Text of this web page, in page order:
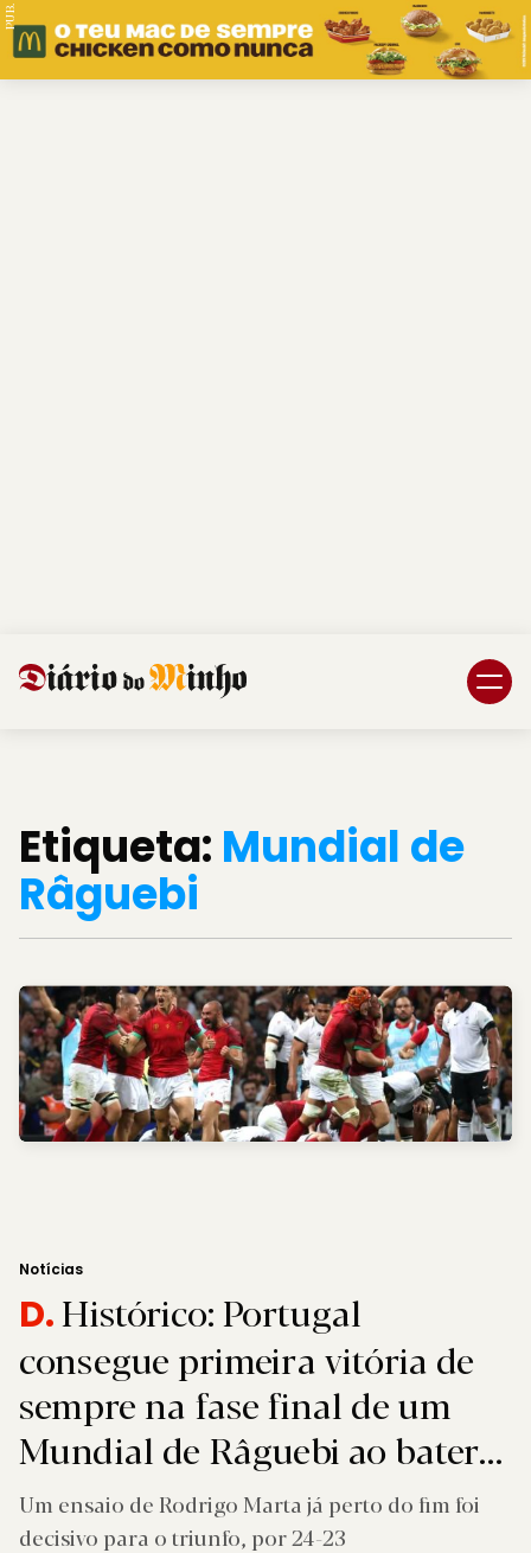
PUB.
Etiqueta: Mundial de
Râguebi
Notícias
D.Histórico: Portugal
consegue primeira vitória de
sempre na fase final de um
Mundial de Râguebi ao bater
as Fiji
Um ensaio de Rodrigo Marta já perto do fim foi
decisivo para o triunfo, por 24-23